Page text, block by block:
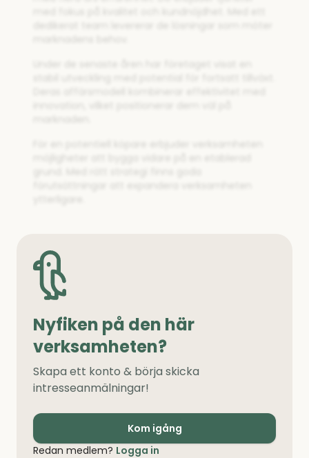
Nyfiken på den här
verksamheten?
Skapa ett konto & börja skicka
intresseanmälningar!
Kom igång
Redan medlem? Logga in